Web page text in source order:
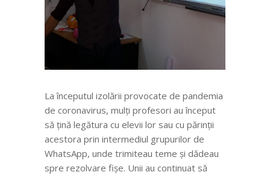
La începutul izolării provocate de pandemia
de coronavirus, mulți profesori au început
să țină legătura cu elevii lor sau cu părinții
acestora prin intermediul grupurilor de
WhatsApp, unde trimiteau teme și dădeau
spre rezolvare fișe. Unii au continuat să